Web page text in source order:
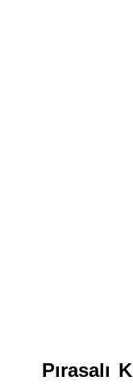
Pırasalı